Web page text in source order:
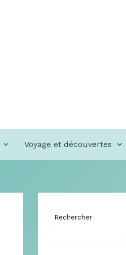
Voyage et découvertes
Rechercher